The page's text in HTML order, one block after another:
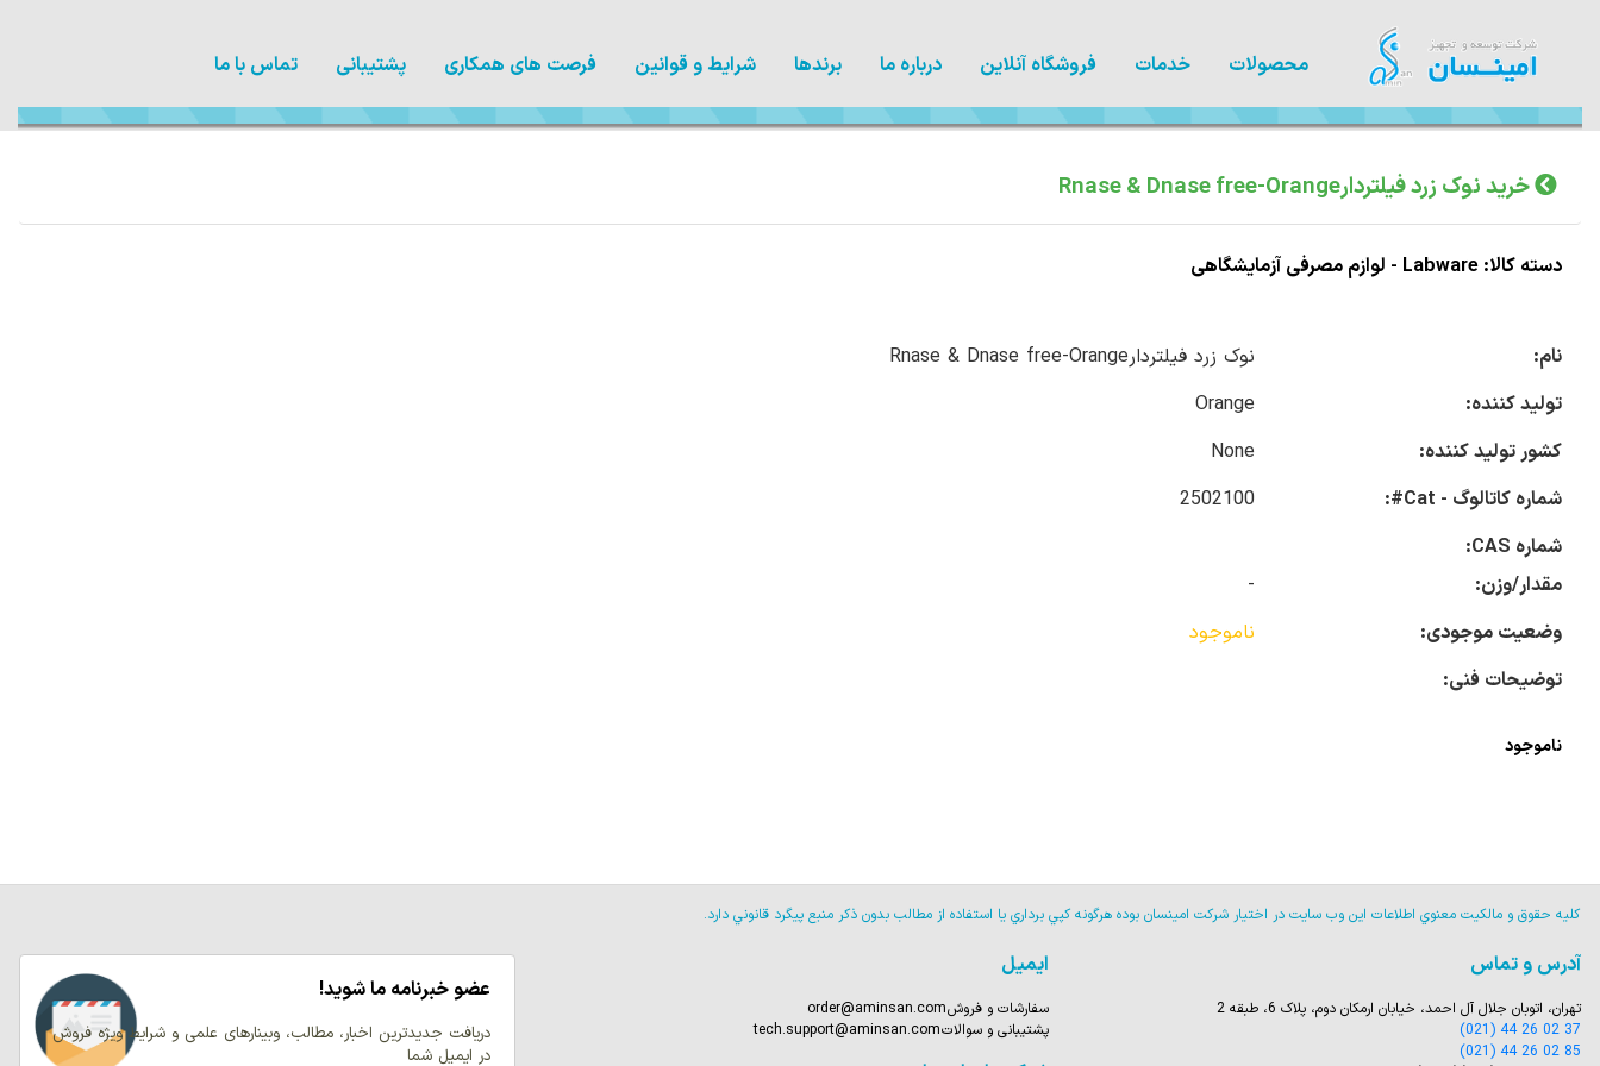
محصولات خدمات فروشگاه آنلاین درباره ما برندها شرایط و قوانین فرصت های همکاری پشتیبانی تماس با ما
خرید نوک زرد فیلتردارRnase & Dnase free-Orange
دسته کالا: Labware - لوازم مصرفی آزمایشگاهی
نام:
نوک زرد فیلتردارRnase & Dnase free-Orange
تولید کننده:
Orange
کشور تولید کننده:
None
شماره کاتالوگ - Cat#:
2502100
شماره CAS:
مقدار/وزن:
-
وضعیت موجودی:
ناموجود
توضیحات فنی:
ناموجود
كليه حقوق و مالكيت معنوي اطلاعات اين وب سايت در اختيار شركت امينسان بوده هرگونه كپي برداري يا استفاده از مطالب بدون ذكر منبع پيگرد قانوني دارد.
آدرس و تماس
تهران، اتوبان جلال آل احمد، خیابان ارمکان دوم، پلاک 6، طبقه 2
(021) 44 26 02 37
(021) 44 26 02 85
ایمیل
سفارشات و فروشorder@aminsan.com
پشتیبانی و سوالاتtech.support@aminsan.com
عضو خبرنامه ما شوید!
دریافت جدیدترین اخبار، مطالب، وبینارهای علمی و شرایط ویژه فروش
در ایمیل شما